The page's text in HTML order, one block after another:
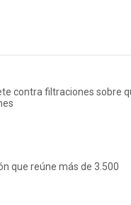
contra filtraciones sobre
que reúne más de 3.500